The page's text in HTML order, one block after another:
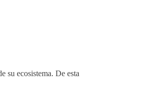
su ecosistema. De esta